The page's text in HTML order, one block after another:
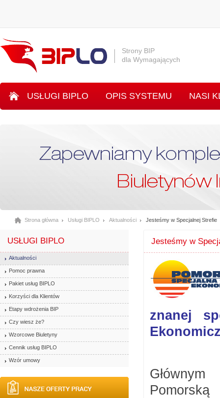
Strony BIP
dla Wymagających
USŁUGI BIPLO OPIS SYSTEMU NASI
Strona główna Usługi BIPLO Aktualności Jesteśmy w Specjalnej Strefie
Jesteśmy w
znanej
USŁUGI BIPLO
Aktualności
Pomoc prawna
Pakiet usług BIPLO
Korzyści dla Klientów
Etapy wdrożenia BIP
Czy wiesz że?
Wzorcowe Biuletyny
Cennik usług BIPLO
Wzór umowy